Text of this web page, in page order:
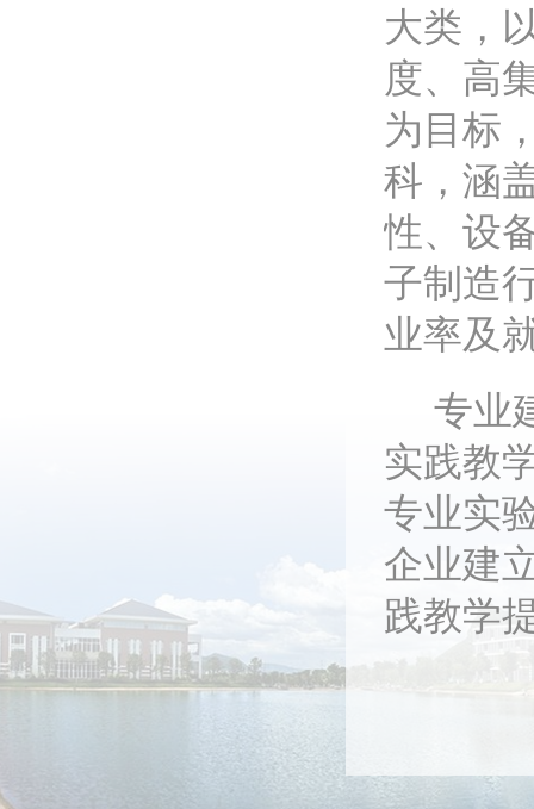
大类，
度、高
为目标
科，涵
性、设
子制造
业率及
专业
实践教
专业实
企业建
践教学